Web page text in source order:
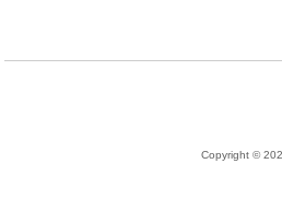
Copyright ©